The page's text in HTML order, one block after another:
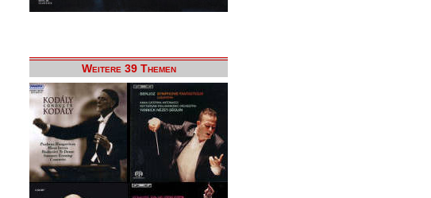
Weitere 39 Themen